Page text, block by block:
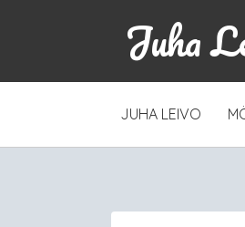
Juha
SKIP
JUHA LEIVO